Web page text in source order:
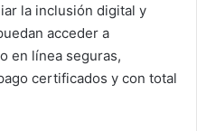
la inclusión digital y
acceder a
en línea seguras,
certificados y con total